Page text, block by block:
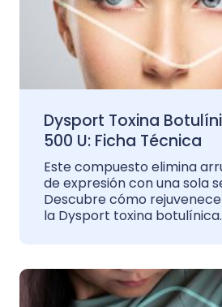
Dysport Toxina
500 U: Ficha Técnica
Este compuesto elimina
de expresión con una sola
Descubre cómo
la Dysport toxina botulínica.